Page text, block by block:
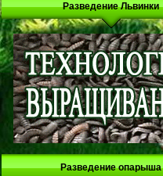
Разведение Львинки
Разведение опарыша